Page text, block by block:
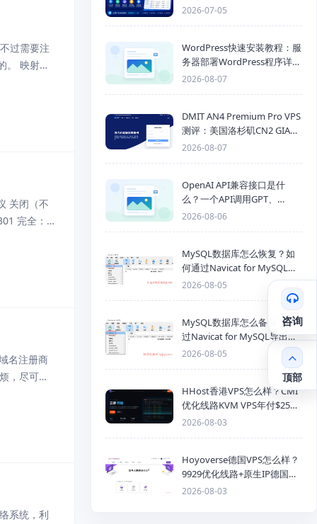
过需要注
。 映射转
关闭（不
完全：
名注册商
，尽可能
系统，利
提高获客效率？
2026-07-05
WordPress快速安装教程：服
务器部署WordPress程序详细
步骤
2026-08-07
DMIT AN4 Premium Pro VPS
测评：美国洛杉矶CN2 GIA三
网优化线路性能测试
2026-08-07
OpenAI API兼容接口是什
么？一个API调用GPT、
Claude、Gemini、DeepSeek
2026-08-06
MySQL数据库怎么恢复？如
何通过Navicat for MySQL导
入SQL备份文件
2026-08-05
MySQL数据库怎么备份？通
过Navicat for MySQL导出
Mysql数据库为SQL格式备份
2026-08-05
HHost香港VPS怎么样？CMI
优化线路KVM VPS年付$25
起，4GB内存优惠套餐
2026-08-03
Hoyoverse德国VPS怎么样？
9929优化线路+原生IP德国
KVM VPS推荐
2026-08-03
咨询
顶部